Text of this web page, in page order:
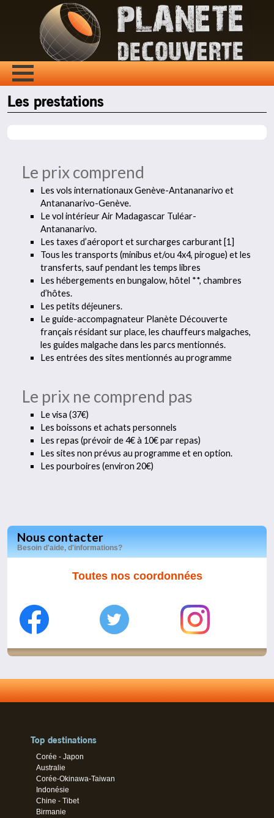
Les prestations
Le prix comprend
Les vols internationaux Genève-Antananarivo et
Antananarivo-Genève.
Le vol intérieur Air Madagascar Tuléar-
Antananarivo.
Les taxes d’aéroport et surcharges carburant [1]
Tous les transports (minibus et/ou 4x4, pirogue) et les
transferts, sauf pendant les temps libres
Les hébergements en bungalow, hôtel **, chambres
d’hôtes.
Les petits déjeuners.
Le guide-accompagnateur Planète Découverte
français résidant sur place, les chauffeurs malgaches,
les guides malgache dans les parcs mentionnés.
Les entrées des sites mentionnés au programme
Le prix ne comprend pas
Le visa (37€)
Les boissons et achats personnels
Les repas (prévoir de 4€ à 10€ par repas)
Les sites non prévus au programme et en option.
Les pourboires (environ 20€)
Nous contacter
Besoin d'aide, d'informations?
Toutes nos coordonnées
Top destinations
Corée - Japon
Australie
Corée-Okinawa-Taiwan
Indonésie
Chine - Tibet
Birmanie